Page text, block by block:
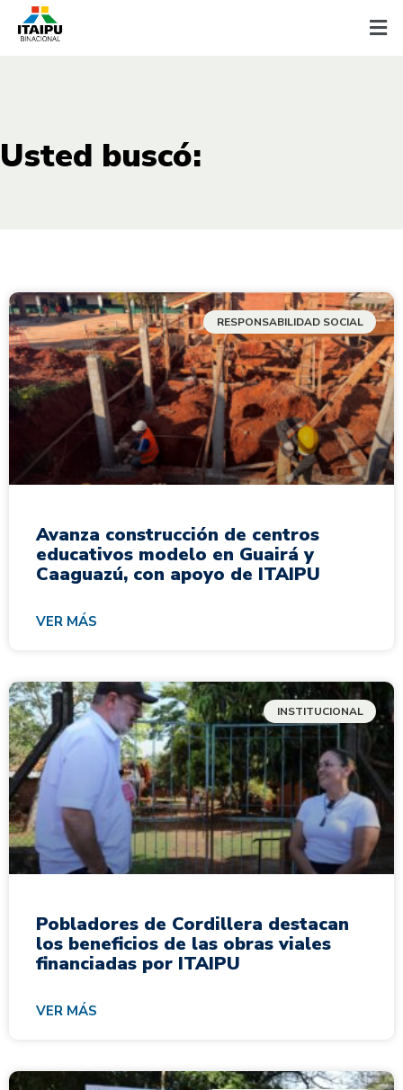
Usted buscó:
RESPONSABILIDAD SOCIAL
Avanza construcción de centros
educativos modelo en Guairá y
Caaguazú, con apoyo de ITAIPU
VER MÁS
INSTITUCIONAL
Pobladores de Cordillera destacan
los beneficios de las obras viales
financiadas por ITAIPU
VER MÁS